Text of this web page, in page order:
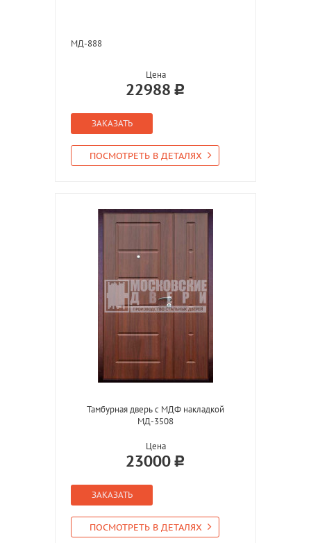
МД-888
Цена
22988
ЗАКАЗАТЬ
ПОСМОТРЕТЬ В ДЕТАЛЯХ
Тамбурная дверь с МДФ накладкой
МД-3508
Цена
23000
ЗАКАЗАТЬ
ПОСМОТРЕТЬ В ДЕТАЛЯХ